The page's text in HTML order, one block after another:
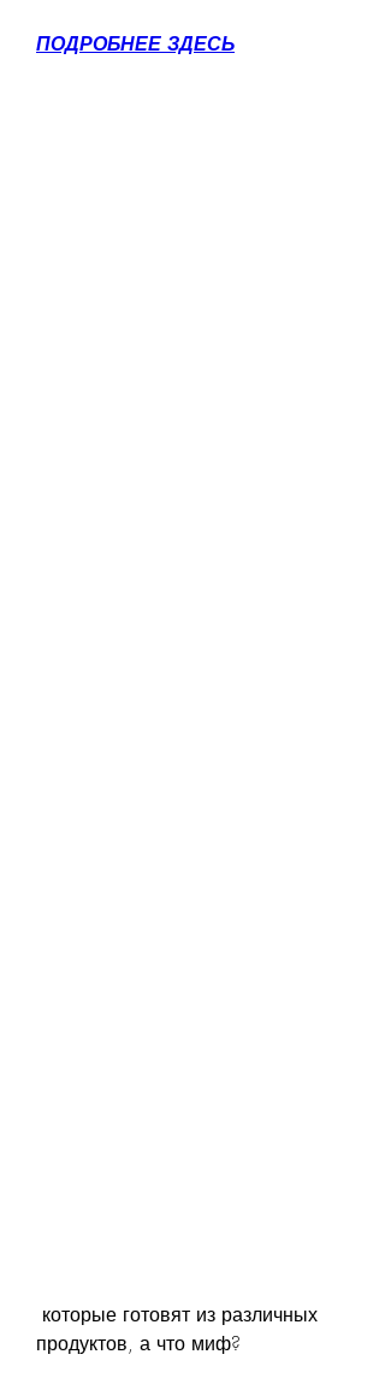
ПОДРОБНЕЕ ЗДЕСЬ
продуктов, а что миф?